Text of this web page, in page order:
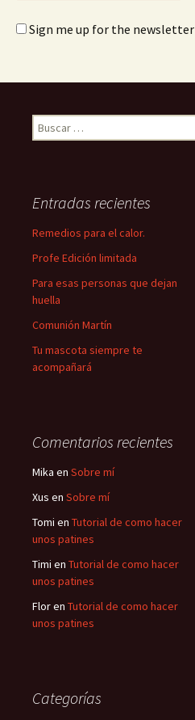
Sign me up for the newsletter
Buscar:
Entradas recientes
Remedios para el calor.
Profe Edición limitada
Para esas personas que dejan
huella
Comunión Martín
Tu mascota siempre te
acompañará
Comentarios recientes
Mika en Sobre mí
Xus en Sobre mí
Tomi en Tutorial de como hacer
unos patines
Timi en Tutorial de como hacer
unos patines
Floren Tutorial de como hacer
unos patines
Categorías